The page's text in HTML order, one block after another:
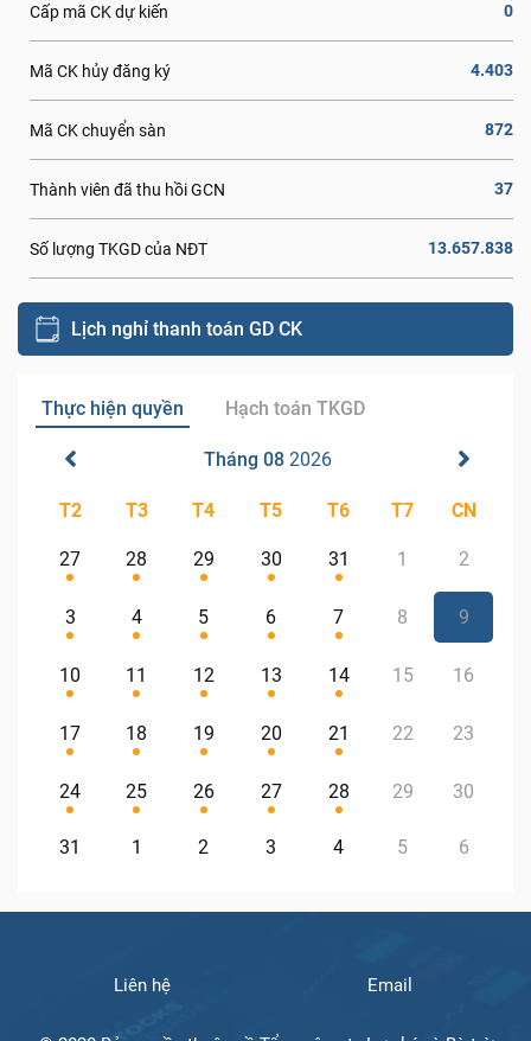
Cấp mã CK dự kiến 0
Mã CK hủy đăng ký 4.403
Mã CK chuyển sàn 872
Thành viên đã thu hồi GCN 37
Số lượng TKGD của NĐT 13.657.838
Lịch nghỉ thanh toán GD CK
Thực hiện quyền Hạch toán TKGD
Tháng 08 2026
T2 T3 T4 T5 T6 T7 CN
27 28 29 30 31 1 2
3 4 5 6 7 8 9
10 11 12 13 14 15 16
17 18 19 20 21 22 23
24 25 26 27 28 29 30
31 1 2 3 4 5 6
Liên hệ Email